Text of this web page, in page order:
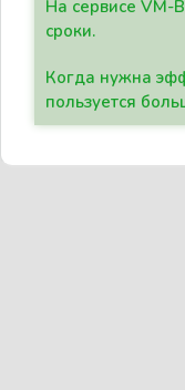
На сервисе VM-
сроки.
Когда нужна
пользуется